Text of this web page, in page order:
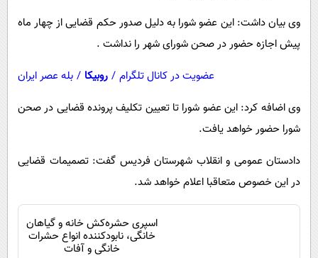
حیات وحش
وی بیان داشت: این عضو شورا به دلیل صدور حکم قضایی از چهار ماه
پیش اجازه حضور در صحن شورای شهر را نداشت .
عضویت در کانال تلگرام / روبیکا / بله عصر ایران
وی اضافه کرد: این عضو شورا تا تعیین تکلیف پرونده قضایی در صحن
شورا حضور خواهد یافت.
دادستان عمومی و انقلاب شهرستان فردیس گفت: تصمیمات قضایی
در این خصوص متعاقبا اعلام خواهد شد.
اسپری حشره‌کش خانه و گیاهان
خانگی، نابودکننده انواع حشرات
خانگی و آفات